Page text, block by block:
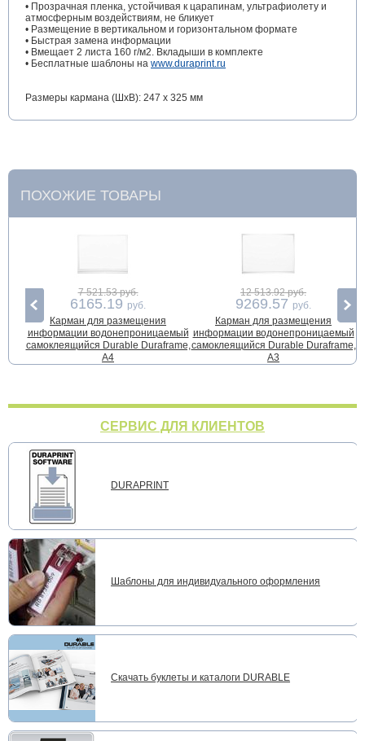
• Прозрачная пленка, устойчивая к царапинам, ультрафиолету и
атмосферным воздействиям, не бликует
• Размещение в вертикальном и горизонтальном формате
• Быстрая замена информации
• Вмещает 2 листа 160 г/м2. Вкладыши в комплекте
• Бесплатные шаблоны на www.duraprint.ru
Размеры кармана (ШхВ): 247 х 325 мм
ПОХОЖИЕ ТОВАРЫ
7 521.53 руб.
6165.19 руб.
Карман для размещения
информации водонепроницаемый
самоклеящийся Durable Duraframe,
А4
12 513.92 руб.
9269.57 руб.
Карман для размещения
информации водонепроницаемый
самоклеящийся Durable Duraframe,
А3
СЕРВИС ДЛЯ КЛИЕНТОВ
DURAPRINT
Шаблоны для индивидуального оформления
Скачать буклеты и каталоги DURABLE